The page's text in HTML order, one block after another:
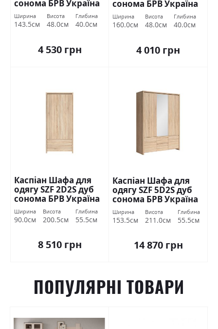
сонома БРВ Україна
Ширина
143.5см
Висота
48.0см
Глибина
40.0см
4 530 грн
сонома БРВ Україна
Ширина
160.0см
Висота
48.0см
Глибина
40.0см
4 010 грн
Каспіан Шафа для
одягу SZF 2D2S дуб
сонома БРВ Україна
Ширина
90.0см
Висота
200.5см
Глибина
55.5см
8 510 грн
Каспіан Шафа для
одягу SZF 5D2S дуб
сонома БРВ Україна
Ширина
153.5см
Висота
211.0см
Глибина
55.5см
14 870 грн
ПОПУЛЯРНІ ТОВАРИ